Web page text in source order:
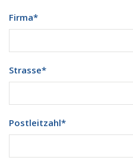
Firma*
Strasse*
Postleitzahl*